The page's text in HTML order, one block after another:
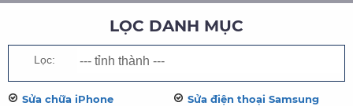
LỌC DANH MỤC
Lọc:
Sửa chữa iPhone Sửa điện thoại Samsung